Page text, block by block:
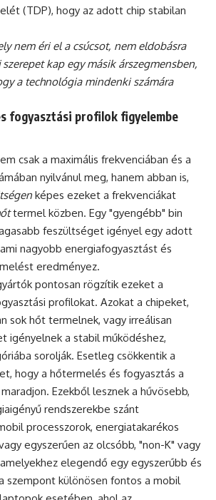
(TDP), hogy az adott chip stabilan
nem éri el a csúcsot, nem eldobásra
kap egy másik árszegmensben,
a technológia mindenki számára
fogyasztási profilok figyelembe
csak a maximális frekvenciában és a
nyilvánul meg, hanem abban is,
képes ezeket a frekvenciákat
termel közben. Egy "gyengébb" bin
feszültséget igényel egy adott
nagyobb energiafogyasztást és
eredményez.
pontosan rögzítik ezeket a
profilokat. Azokat a chipeket,
sok hőt termelnek, vagy irreálisan
igényelnek a stabil működéshez,
sorolják. Esetleg csökkentik a
hogy a hőtermelés és fogyasztás a
Ezekből lesznek a hűvösebb,
rendszerekbe szánt
processzorok, energiatakarékos
egyszerűen az olcsóbb, "non-K" vagy
elegendő egy egyszerűbb és
szempont különösen fontos a mobil